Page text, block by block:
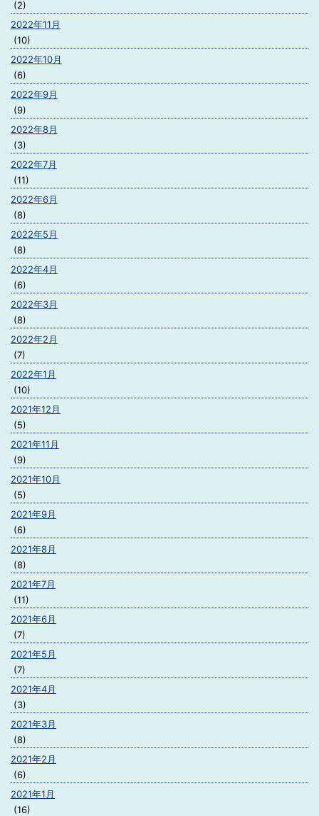
(2)
2022年11月
(10)
2022年10月
(6)
2022年9月
(9)
2022年8月
(3)
2022年7月
(11)
2022年6月
(8)
2022年5月
(8)
2022年4月
(6)
2022年3月
(8)
2022年2月
(7)
2022年1月
(10)
2021年12月
(5)
2021年11月
(9)
2021年10月
(5)
2021年9月
(6)
2021年8月
(8)
2021年7月
(11)
2021年6月
(7)
2021年5月
(7)
2021年4月
(3)
2021年3月
(8)
2021年2月
(6)
2021年1月
(16)